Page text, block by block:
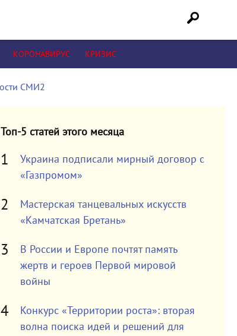
КОРОНАВИРУС КРИЗИС
СМИ2
Топ-5 статей этого месяца
Украина подписали мирный договор с
«Газпромом»
Мастерская танцевальных искусств
«Камчатская Бретань»
В России и Европе почтят память
жертв и героев Первой мировой
войны
Конкурс «Территории роста»: вторая
волна поиска идей и решений для